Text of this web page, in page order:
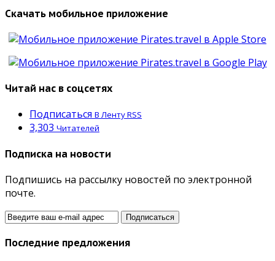
Скачать мобильное приложение
Читай нас в соцсетях
Подписаться В Ленту RSS
3,303 Читателей
Подписка на новости
Подпишись на рассылку новостей по электронной
почте.
Последние предложения